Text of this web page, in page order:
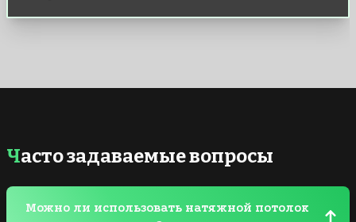
Часто задаваемые вопросы
Можно ли использовать натяжной потолок